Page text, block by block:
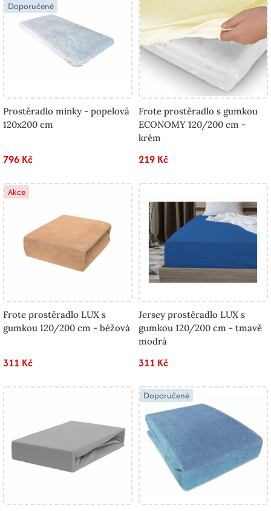
Doporučené
Prostěradlo minky - popelová
120x200 cm
796 Kč
Frote prostěradlo s gumkou
ECONOMY 120/200 cm -
krém
219 Kč
Akce
Frote prostěradlo LUX s
gumkou 120/200 cm - béžová
311 Kč
Jersey prostěradlo LUX s
gumkou 120/200 cm - tmavě
modrá
311 Kč
Doporučené